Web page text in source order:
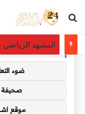
بحث عن
المشهد
توصيات :
باقة متميزة VIP (كود: AA35872):
ضوء
صحيفة
موقع